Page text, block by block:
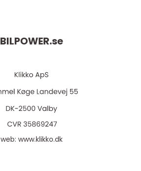
BILPOWER.se
web: www.klikko.dk